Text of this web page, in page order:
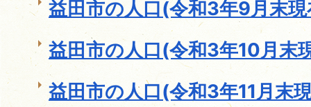
益田市の人口(令和3年9月末
益田市の人口(令和3年10月末
益田市の人口(令和3年11月末